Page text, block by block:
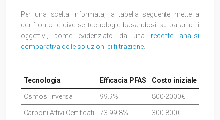
Per una scelta informata, la tabella seguente mette a
confronto le diverse tecnologie basandosi su parametri
oggettivi, come evidenziato da una recente analisi
comparativa delle soluzioni di filtrazione
Tecnologia Efficacia PFAS Costo iniziale
Osmosi Inversa 99.9% 800-2000€
Carboni Attivi Certificati 73-99.8% 300-800€